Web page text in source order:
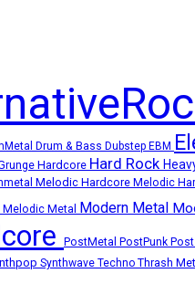
Drum & Bass Dubstep EBM
Hardcore Hard Rock
Melodic Hardcore Melodic
Melodic Metal Modern Metal
PostMetal PostPunk
Synthwave Techno Thrash